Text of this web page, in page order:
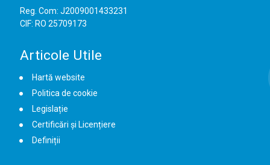
Reg. Com: J2009001433231
CIF: RO 25709173
Articole Utile
Hartă website
Politica de cookie
Legislație
Certificări și Licențiere
Definiții